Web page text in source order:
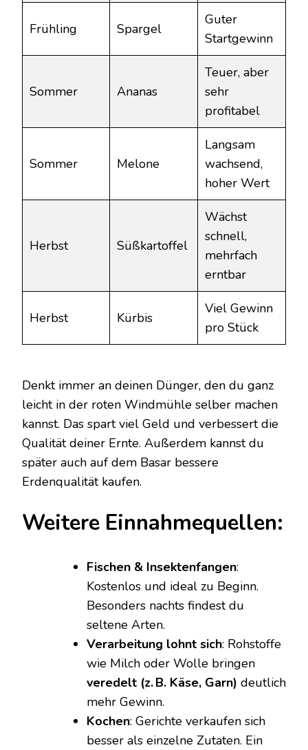
Frühling Spargel
Guter
Startgewinn
Sommer Ananas
Teuer, aber
sehr
profitabel
Sommer Melone
Langsam
wachsend,
hoher Wert
Herbst Süßkartoffel
Wächst
schnell,
mehrfach
erntbar
Herbst Kürbis
Viel Gewinn
pro Stück
Denkt immer an deinen Dünger, den du ganz
leicht in der roten Windmühle selber machen
kannst. Das spart viel Geld und verbessert die
Qualität deiner Ernte. Außerdem kannst du
später auch auf dem Basar bessere
Erdenqualität kaufen.
Weitere Einnahmequellen:
Fischen & Insektenfangen:
Kostenlos und ideal zu Beginn.
Besonders nachts findest du
seltene Arten.
Verarbeitung lohnt sich: Rohstoffe
wie Milch oder Wolle bringen
veredelt (z. B. Käse, Garn) deutlich
mehr Gewinn.
Kochen: Gerichte verkaufen sich
besser als einzelne Zutaten. Ein